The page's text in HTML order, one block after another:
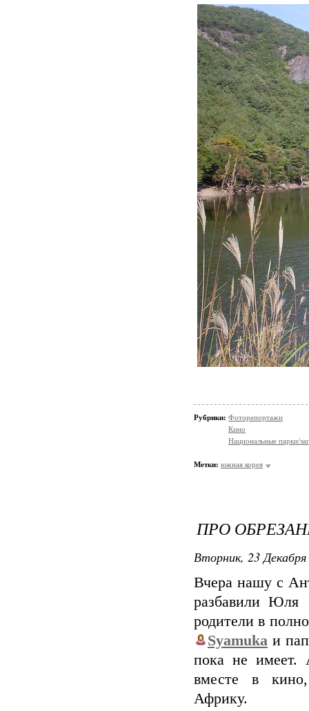
Рубрики: Фоторепортажи
Кино
Национальные парки/
Метки: южная корея
ПРО
Вторник, 23
Вчера нашу с
разбавили Юля
родители в
Syamuka и
пока не
вместе в
Африку.